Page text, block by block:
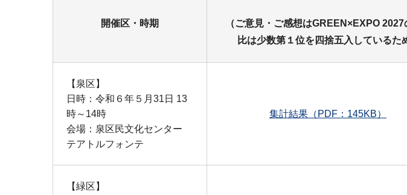
開催区・時期
（ご意見・ご感想はGREEN×EXPO
比は少数第１位を四捨五入しているた
【泉区】
日時：令和６年５月31日 13
時～14時
会場：泉区民文化センター
テアトルフォンテ
集計結果（PDF：145KB）
【緑区】